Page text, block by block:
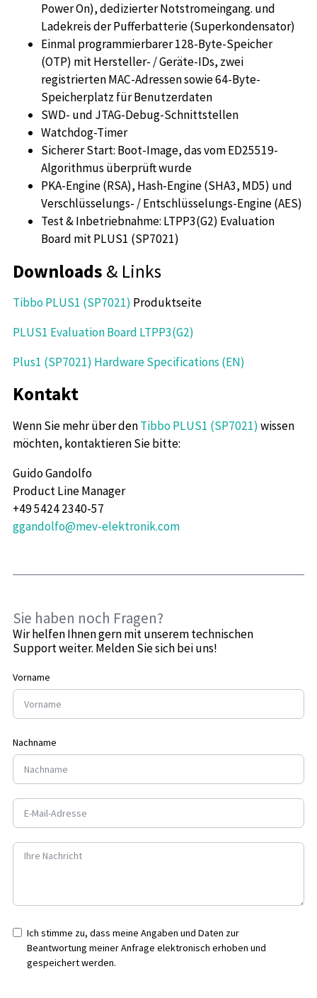
Power On), dedizierter Notstromeingang. und
Ladekreis der Pufferbatterie (Superkondensator)
Einmal programmierbarer 128-Byte-Speicher
(OTP) mit Hersteller- / Geräte-IDs, zwei
registrierten MAC-Adressen sowie 64-Byte-
Speicherplatz für Benutzerdaten
SWD- und JTAG-Debug-Schnittstellen
Watchdog-Timer
Sicherer Start: Boot-Image, das vom ED25519-
Algorithmus überprüft wurde
PKA-Engine (RSA), Hash-Engine (SHA3, MD5) und
Verschlüsselungs- / Entschlüsselungs-Engine (AES)
Test & Inbetriebnahme: LTPP3(G2) Evaluation
Board mit PLUS1 (SP7021)
Downloads & Links
Tibbo PLUS1 (SP7021) Produktseite
PLUS1 Evaluation Board LTPP3(G2)
Plus1 (SP7021) Hardware Specifications (EN)
Kontakt
Wenn Sie mehr über denTibbo PLUS1 (SP7021)wissen
möchten, kontaktieren Sie bitte:
Guido Gandolfo
Product Line Manager
+49 5424 2340-57
ggandolfo@mev-elektronik.com
Sie haben noch Fragen?
Wir helfen Ihnen gern mit unserem technischen
Support weiter. Melden Sie sich bei uns!
Vorname
Nachname
Ich stimme zu, dass meine Angaben und Daten zur
Beantwortung meiner Anfrage elektronisch erhoben und
gespeichert werden.